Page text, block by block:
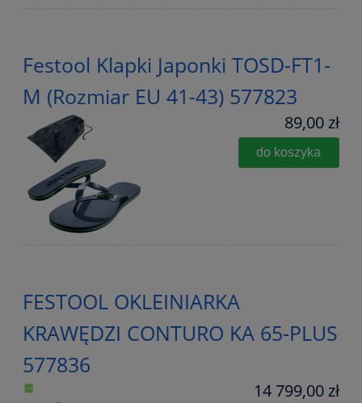
Festool Klapki Japonki TOSD-FT1-
M (Rozmiar EU 41-43) 577823
89,00 zł
do koszyka
FESTOOL OKLEINIARKA
KRAWĘDZI CONTURO KA 65-PLUS
577836
14 799,00 zł